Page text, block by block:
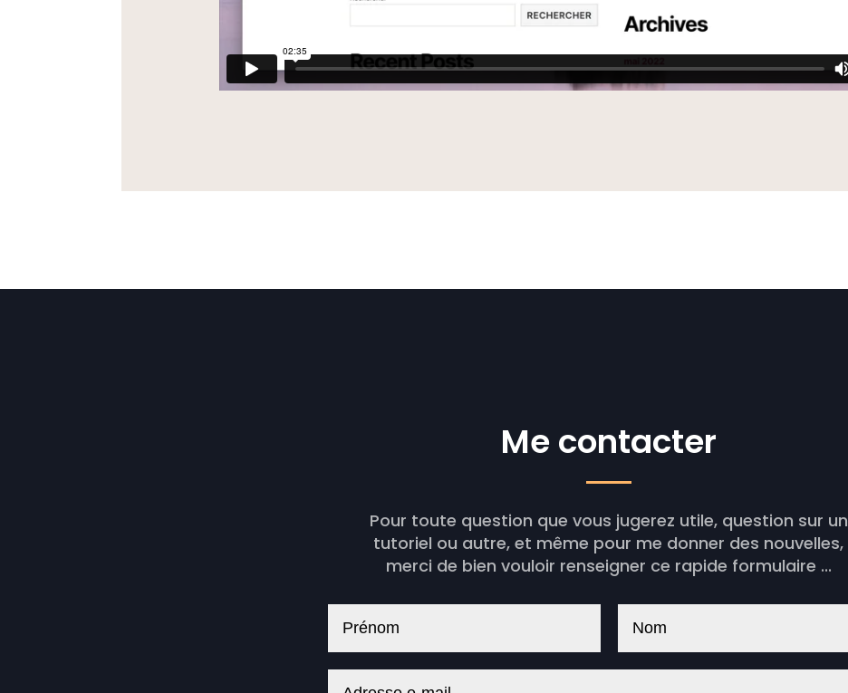
Me contacter
Pour toute question que vous jugerez utile, question sur un
tutoriel ou autre, et même pour me donner des nouvelles,
merci de bien vouloir renseigner ce rapide formulaire ...